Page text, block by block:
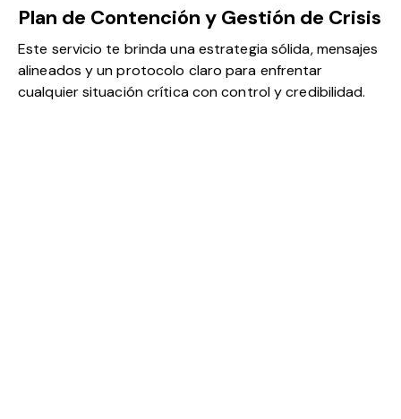
Plan de Contención y Gestión de Crisis
Este servicio te brinda una estrategia sólida, mensajes
alineados y un protocolo claro para enfrentar
cualquier situación crítica con control y credibilidad.